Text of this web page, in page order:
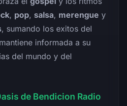
, pop, salsa, merengue y
, sumando los exitos del
informada a su
del mundo y del
de Bendicion Radio